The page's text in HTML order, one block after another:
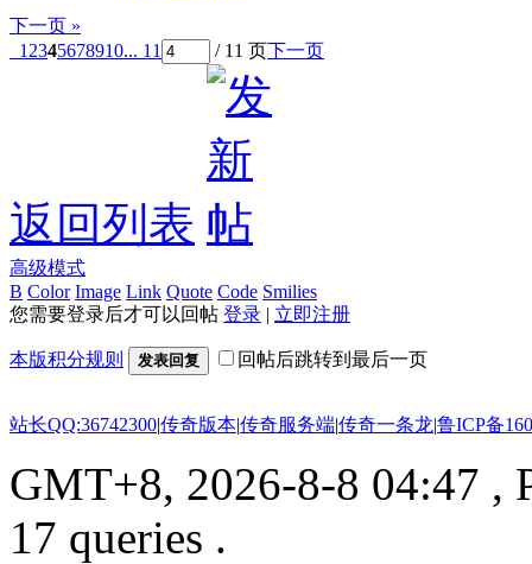
下一页 »
1 2345678910... 11 / 11 页下一页
返回列表
高级模式
B Color Image Link Quote Code Smilies
您需要登录后才可以回帖 登录 | 立即注册
本版积分规则 发表回复 回帖后跳转到最后一页
站长QQ:36742300|传奇版本|传奇服务端|传奇一条龙|鲁ICP备
GMT+8, 2026-8-8 04:47 ,
17 queries .